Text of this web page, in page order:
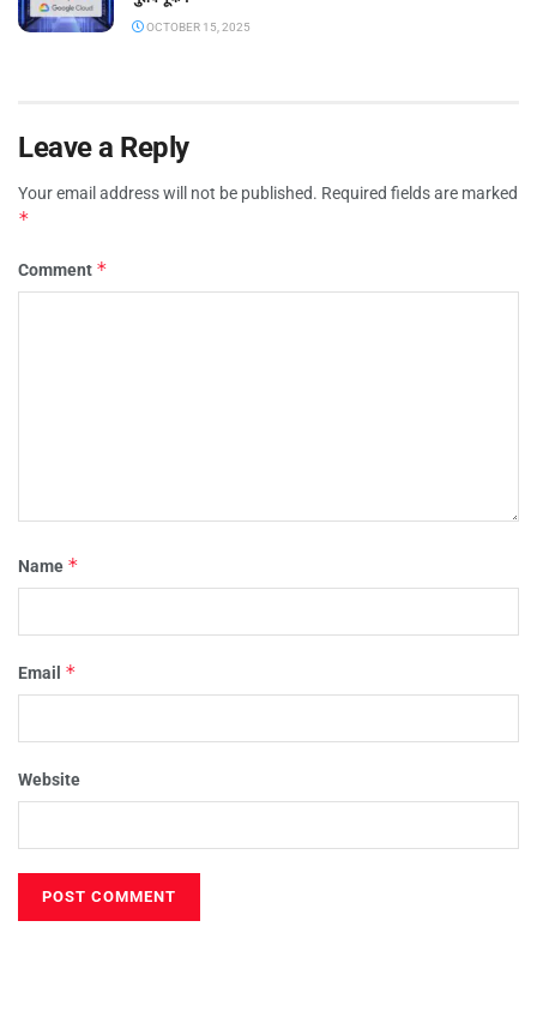
OCTOBER 15, 2025
Leave a Reply
Your email address will not be published. Required fields are marked
*
Comment *
Name *
Email *
Website